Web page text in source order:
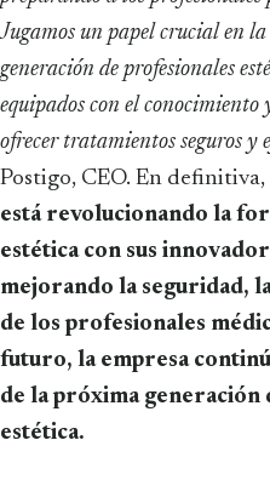
Jugamos un papel crucial en
generación de profesionales
equipados con el
ofrecer tratamientos seguros y
Postigo, CEO. En definitiva,
está revolucionando la
estética con sus
mejorando la seguridad,
de los profesionales
futuro, la empresa
de la próxima generación
estética.